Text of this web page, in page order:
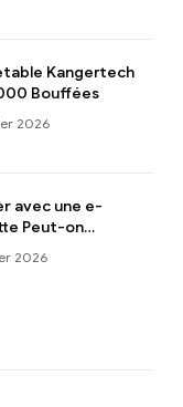
Kangertech
Bouffées
2026
avec une e-
Peut-on
dans l'avion ?
2026